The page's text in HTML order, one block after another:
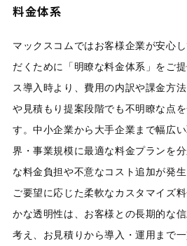
料金体系
マックスコムではお客様企業が安心
だくために「明瞭な料金体系」をご
ス導入時より、費用の内訳や課金方
や見積もり提案段階でも不明瞭な点
す。中小企業から大手企業まで幅広
界・事業規模に最適な料金プランを
な料金負担や不意なコスト追加が発
ご要望に応じた柔軟なカスタマイズ
かな透明性は、お客様との長期的な
考え、お見積りから導入・運用まで